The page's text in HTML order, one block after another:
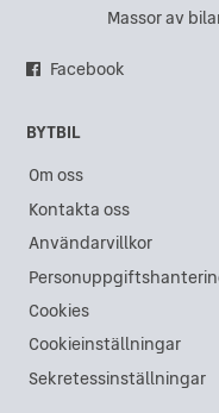
Land Rover i Karlskrona
Land Rover i Gävle
Land Rover i Västra Frölunda
Land Rover i Akalla
Land Rover i Lidköping
Land Rover i Ängelholm
Land Rover i Åkersberga
Massor av
Facebook
BYTBIL
Om oss
Kontakta oss
Användarvillkor
Cookies
Cookieinställningar
Sekretessinställningar